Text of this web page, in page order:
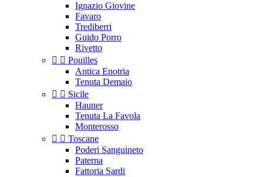
Ignazio Giovine
Favaro
Trediberri
Guido Porro
Rivetto
  Pouilles
Antica Enotria
Tenuta Demaio
  Sicile
Hauner
Tenuta La Favola
Monterosso
  Toscane
Poderi Sanguineto
Paterna
Fattoria Sardi